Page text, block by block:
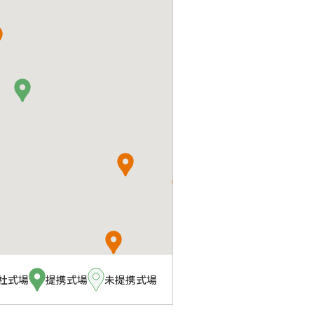
式場 提携式場 未提携式場